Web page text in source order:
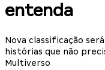
entenda
Nova classificação
histórias que não
Multiverso